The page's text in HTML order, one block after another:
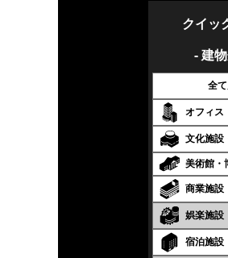
クイッ
- 建
全
オフィス
文化施設
美術館・
商業施設
娯楽施設
宿泊施設